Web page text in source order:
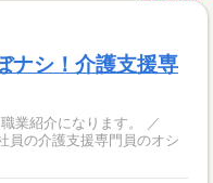
ナシ！介護支援専
業紹介になります。 ／
の介護支援専門員のオシ